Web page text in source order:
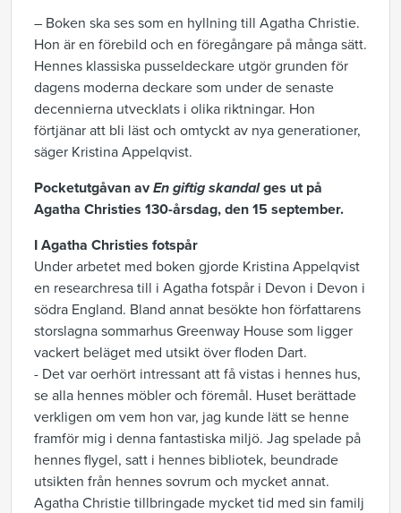
– Boken ska ses som en hyllning till Agatha Christie.
Hon är en förebild och en föregångare på många sätt.
Hennes klassiska pusseldeckare utgör grunden för
dagens moderna deckare som under de senaste
decennierna utvecklats i olika riktningar. Hon
förtjänar att bli läst och omtyckt av nya generationer,
säger Kristina Appelqvist.
Pocketutgåvan av En giftig skandalges ut på
Agatha Christies 130-årsdag, den 15 september.
I Agatha Christies fotspår
Under arbetet med boken gjorde Kristina Appelqvist
en researchresa till i Agatha fotspår i Devon i Devon i
södra England. Bland annat besökte hon författarens
storslagna sommarhus Greenway House som ligger
vackert beläget med utsikt över floden Dart.
- Det var oerhört intressant att få vistas i hennes hus,
se alla hennes möbler och föremål. Huset berättade
verkligen om vem hon var, jag kunde lätt se henne
framför mig i denna fantastiska miljö. Jag spelade på
hennes flygel, satt i hennes bibliotek, beundrade
utsikten från hennes sovrum och mycket annat.
Agatha Christie tillbringade mycket tid med sin familj